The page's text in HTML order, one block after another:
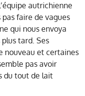
autrichienne
faire de vagues
qui nous envoya
tard. Ses
nouveau et certaines
pas avoir
du tout de lait